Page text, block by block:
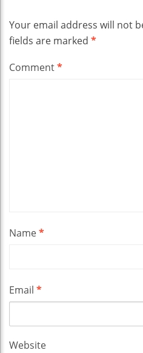
Your email address will not
fields are marked *
Comment*
Name*
Email *
Website